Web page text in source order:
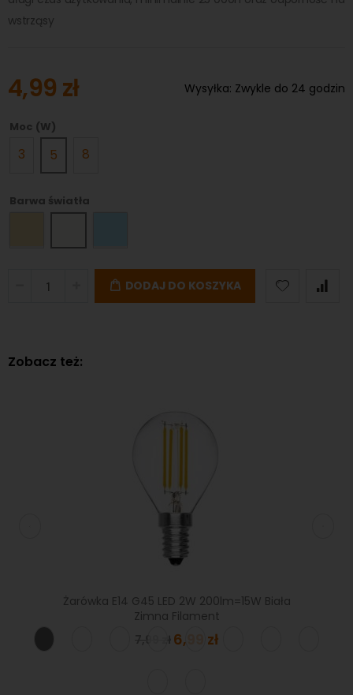
wstrząsy
4,99 zł Wysyłka: Zwykle do 24 godzin
Moc (W)
3 5 8
Barwa światła
DODAJ DO KOSZYKA
Zobacz też:
Żarówka E14 G45 LED 2W 200lm=15W Biała
Zimna Filament
Special
Price
6,99 zł